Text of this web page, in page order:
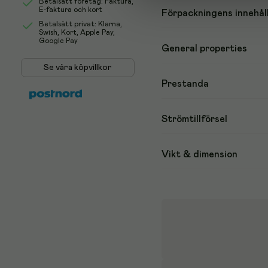
E-faktura och kort
Betalsätt privat: Klarna,
Swish, Kort, Apple Pay,
Google Pay
Se våra köpvillkor
Förpackningens
General properties
Prestanda
Strömtillförsel
Vikt & dimension